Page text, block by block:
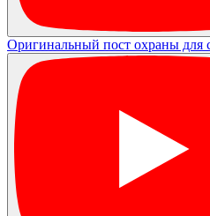
Оригинальный пост охраны для